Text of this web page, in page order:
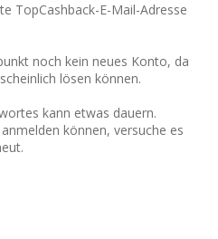
TopCashback-E-Mail-Adresse
noch kein neues Konto, da
lösen können.
kann etwas dauern.
können, versuche es